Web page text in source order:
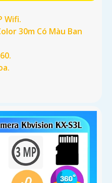
Wifi.
30m Có Màu Ban